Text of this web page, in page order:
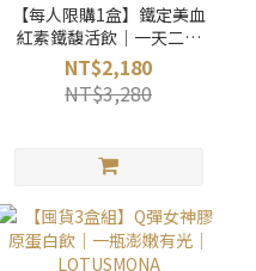
【每人限購1盒】鐵定美血
紅素鐵馥活飲｜一天二包
喝出好氣色｜
LOTUSMONA
NT$2,180
NT$3,280